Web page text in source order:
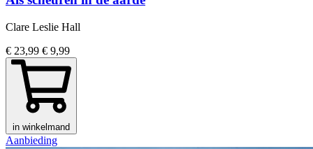
Clare Leslie Hall
€ 23,99 € 9,99
in winkelmand
Aanbieding